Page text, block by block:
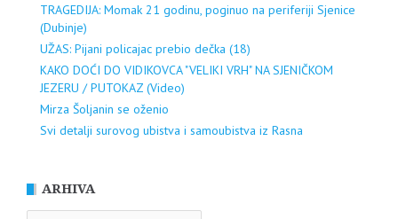
TRAGEDIJA: Momak 21 godinu, poginuo na periferiji Sjenice
(Dubinje)
UŽAS: Pijani policajac prebio dečka (18)
KAKO DOĆI DO VIDIKOVCA "VELIKI VRH" NA SJENIČKOM
JEZERU / PUTOKAZ (Video)
Mirza Šoljanin se oženio
Svi detalji surovog ubistva i samoubistva iz Rasna
ARHIVA